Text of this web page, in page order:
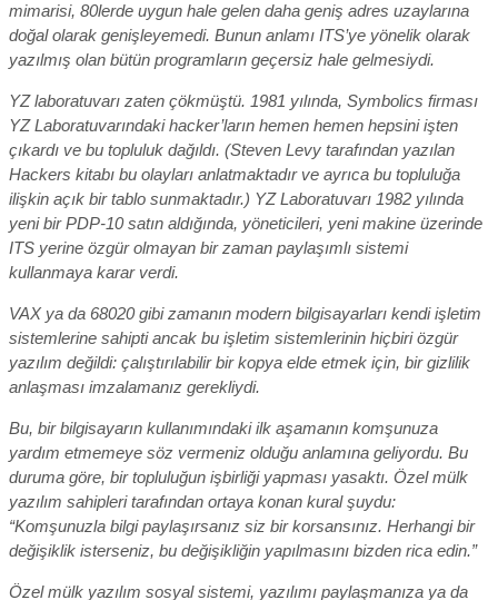
mimarisi, 80lerde uygun hale gelen daha geniş adres uzaylarına
doğal olarak genişleyemedi. Bunun anlamı ITS’ye yönelik olarak
yazılmış olan bütün programların geçersiz hale gelmesiydi.
YZ laboratuvarı zaten çökmüştü. 1981 yılında, Symbolics firması
YZ Laboratuvarındaki hacker’ların hemen hemen hepsini işten
çıkardı ve bu topluluk dağıldı. (Steven Levy tarafından yazılan
Hackers kitabı bu olayları anlatmaktadır ve ayrıca bu topluluğa
ilişkin açık bir tablo sunmaktadır.) YZ Laboratuvarı 1982 yılında
yeni bir PDP-10 satın aldığında, yöneticileri, yeni makine üzerinde
ITS yerine özgür olmayan bir zaman paylaşımlı sistemi
kullanmaya karar verdi.
VAX ya da 68020 gibi zamanın modern bilgisayarları kendi işletim
sistemlerine sahipti ancak bu işletim sistemlerinin hiçbiri özgür
yazılım değildi: çalıştırılabilir bir kopya elde etmek için, bir gizlilik
anlaşması imzalamanız gerekliydi.
Bu, bir bilgisayarın kullanımındaki ilk aşamanın komşunuza
yardım etmemeye söz vermeniz olduğu anlamına geliyordu. Bu
duruma göre, bir topluluğun işbirliği yapması yasaktı. Özel mülk
yazılım sahipleri tarafından ortaya konan kural şuydu:
“Komşunuzla bilgi paylaşırsanız siz bir korsansınız. Herhangi bir
değişiklik isterseniz, bu değişikliğin yapılmasını bizden rica edin.”
Özel mülk yazılım sosyal sistemi, yazılımı paylaşmanıza ya da